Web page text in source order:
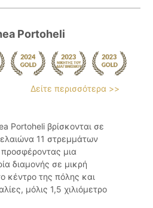
Portoheli
Δείτε περισσότερα >>
Portoheli βρίσκονται σε
11 στρεμμάτων
μια
διαμονής σε μικρή
κέντρο της πόλης και
μόλις 1,5 χιλιόμετρο